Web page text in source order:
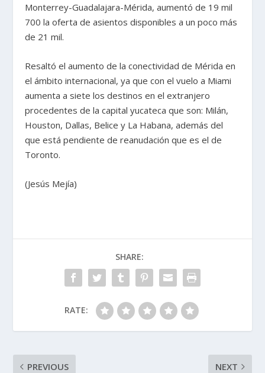
Monterrey-Guadalajara-Mérida, aumentó de 19 mil
700 la oferta de asientos disponibles a un poco más
de 21 mil.
Resaltó el aumento de la conectividad de Mérida en
el ámbito internacional, ya que con el vuelo a Miami
aumenta a siete los destinos en el extranjero
procedentes de la capital yucateca que son: Milán,
Houston, Dallas, Belice y La Habana, además del
que está pendiente de reanudación que es el de
Toronto.
(Jesús Mejía)
SHARE:
RATE:
PREVIOUS NEXT